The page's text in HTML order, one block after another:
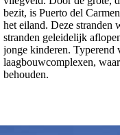
bezit, is Puerto del
het eiland. Deze stranden
stranden geleidelijk
jonge kinderen. Typerend
laagbouwcomplexen,
behouden.